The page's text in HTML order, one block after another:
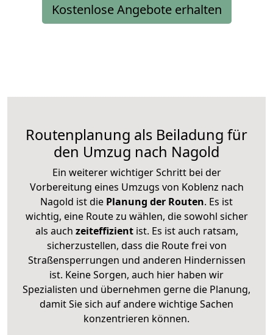
Kostenlose Angebote erhalten
Routenplanung als Beiladung für
den Umzug nach Nagold
Ein weiterer wichtiger Schritt bei der
Vorbereitung eines Umzugs von Koblenz nach
Nagold ist die Planung der Routen. Es ist
wichtig, eine Route zu wählen, die sowohl sicher
als auch zeiteffizientist. Es ist auch ratsam,
sicherzustellen, dass die Route frei von
Straßensperrungen und anderen Hindernissen
ist. Keine Sorgen, auch hier haben wir
Spezialisten und übernehmen gerne die Planung,
damit Sie sich auf andere wichtige Sachen
konzentrieren können.